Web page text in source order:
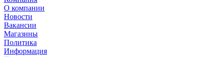
О компании
Новости
Вакансии
Магазины
Политика
Информация